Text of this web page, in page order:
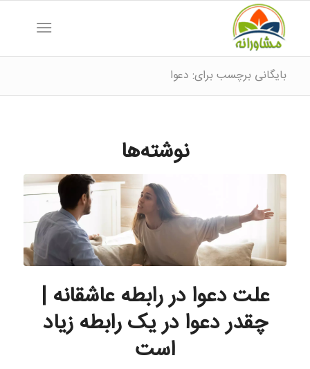
بایگانی برچسب برای: دعوا
نوشته‌ها
علت دعوا در رابطه عاشقانه |
چقدر دعوا در یک رابطه زیاد
است